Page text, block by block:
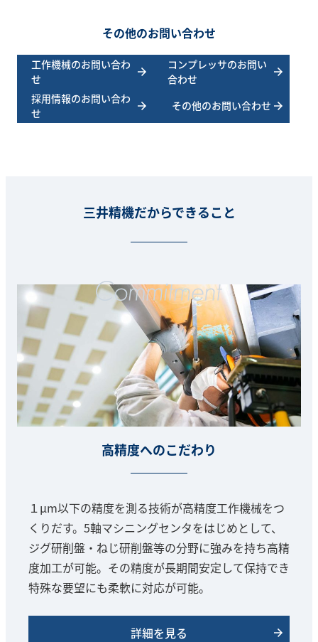
その他のお問い合わせ
工作機械のお問い合わ
せ
コンプレッサのお問い
合わせ
採用情報のお問い合わ
せ
その他のお問い合わせ
三井精機だからできること
高精度へのこだわり
１μm以下の精度を測る技術が高精度工作機械をつ
くりだす。5軸マシニングセンタをはじめとして、
ジグ研削盤・ねじ研削盤等の分野に強みを持ち高精
度加工が可能。その精度が長期間安定して保持でき
特殊な要望にも柔軟に対応が可能。
詳細を見る